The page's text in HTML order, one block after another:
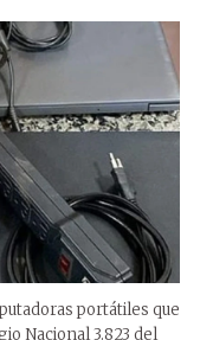
portátiles que
Nacional 3.823 del